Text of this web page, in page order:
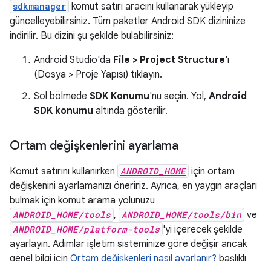
sdkmanager komut satırı aracını kullanarak yükleyip
güncelleyebilirsiniz. Tüm paketler Android SDK dizininize
indirilir. Bu dizini şu şekilde bulabilirsiniz:
Android Studio'da File > Project Structure'ı
(Dosya > Proje Yapısı) tıklayın.
Sol bölmede SDK Konumu'nu seçin. Yol, Android
SDK konumu altında gösterilir.
Ortam değişkenlerini ayarlama
Komut satırını kullanırken ANDROID_HOME için ortam
değişkenini ayarlamanızı öneririz. Ayrıca, en yaygın araçları
bulmak için komut arama yolunuzu
ANDROID_HOME/tools , ANDROID_HOME/tools/bin ve
ANDROID_HOME/platform-tools 'yi içerecek şekilde
ayarlayın. Adımlar işletim sisteminize göre değişir ancak
genel bilgi için Ortam değişkenleri nasıl ayarlanır? başlıklı